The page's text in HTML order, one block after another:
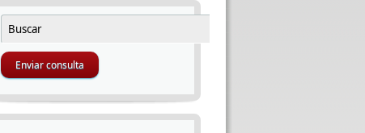
FORMULARIO DE BÚSQUEDA
Buscar